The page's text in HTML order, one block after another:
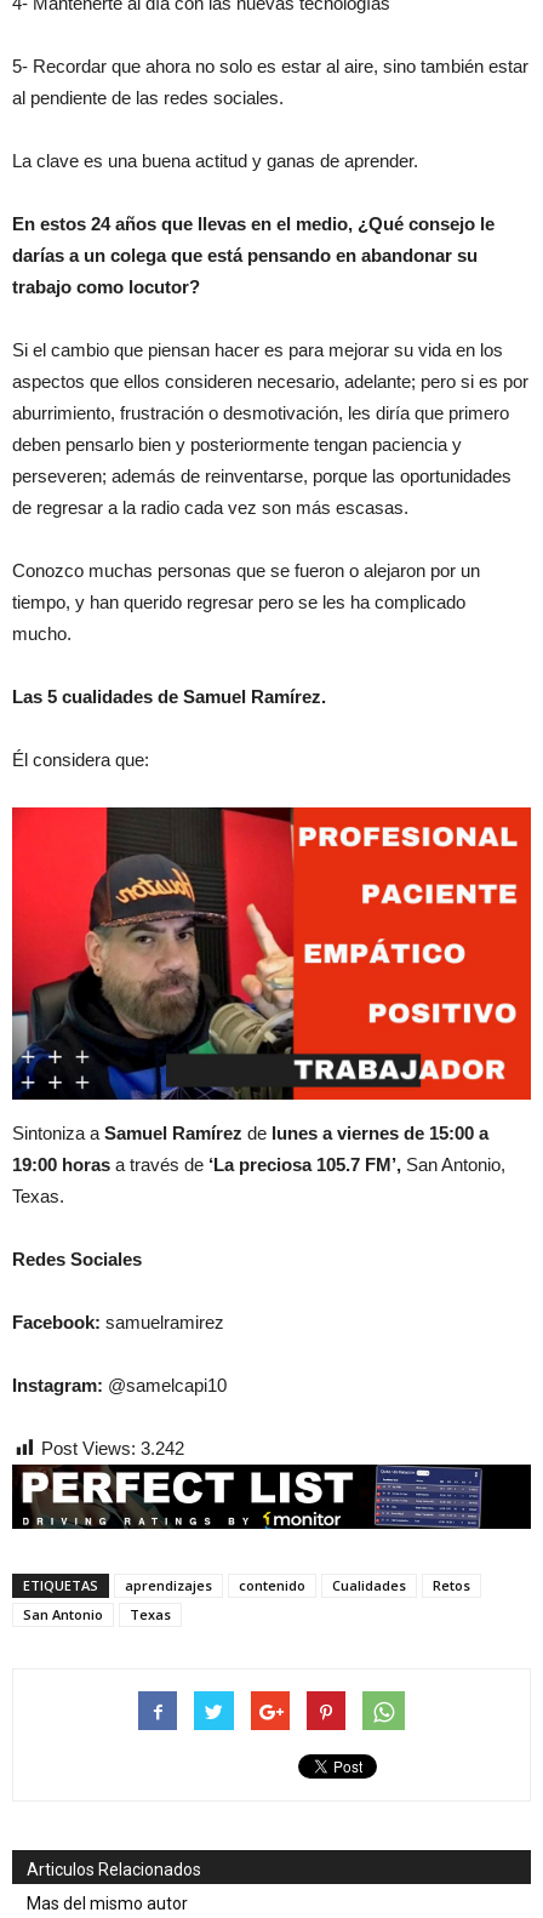
5- Recordar que ahora no solo es estar al aire, sino también estar
al pendiente de las redes sociales.
La clave es una buena actitud y ganas de aprender.
En estos 24 años que llevas en el medio, ¿Qué consejo le
darías a un colega que está pensando en abandonar su
trabajo como locutor?
Si el cambio que piensan hacer es para mejorar su vida en los
aspectos que ellos consideren necesario, adelante; pero si es por
aburrimiento, frustración o desmotivación, les diría que primero
deben pensarlo bien y posteriormente tengan paciencia y
perseveren; además de reinventarse, porque las oportunidades
de regresar a la radio cada vez son más escasas.
Conozco muchas personas que se fueron o alejaron por un
tiempo, y han querido regresar pero se les ha complicado
mucho.
Las 5 cualidades de Samuel Ramírez.
Él considera que:
Sintoniza a Samuel Ramírez de lunes a viernes de 15:00 a
19:00 horas a través de ‘La preciosa 105.7 FM’, San Antonio,
Texas.
Redes Sociales
Facebook: samuelramirez
Instagram: @samelcapi10
Post Views: 3.242
ETIQUETAS aprendizajes contenido Cualidades
Retos
San Antonio
Texas
Articulos Relacionados
Mas del mismo autor